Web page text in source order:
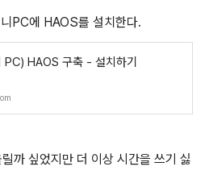
PC에 HAOS를 설치한다.
HAOS 구축 - 설치하기
까 싶었지만 더 이상 시간을 쓰기 싫